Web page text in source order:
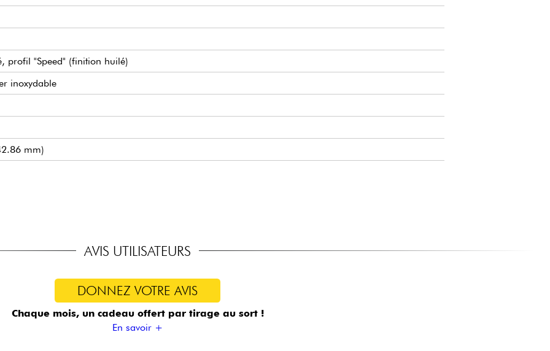
profil "Speed" (finition huilé)
inoxydable
mm)
MM1
Body Hardtail
(bain d'huile et blocage)
incluse
AVIS UTILISATEURS
DONNEZ VOTRE AVIS
Chaque mois, un cadeau offert par tirage au sort !
En savoir +